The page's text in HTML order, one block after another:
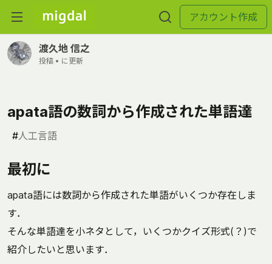
アカウント作成
渡久地 信之
投稿 • に更新
apata語の数詞から作成された単語達
#人工言語
最初に
apata語には数詞から作成された単語がいくつか存在しま
す．
そんな単語達を小ネタとして，いくつかクイズ形式(？)で
紹介したいと思います．